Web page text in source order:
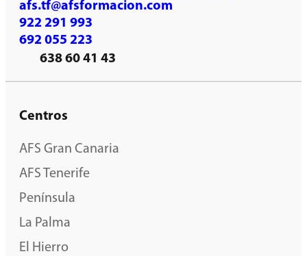
afs.tf@afsformacion.com
922 291 993
692 055 223
638 60 41 43
Centros
AFS Gran Canaria
AFS Tenerife
Península
La Palma
El Hierro